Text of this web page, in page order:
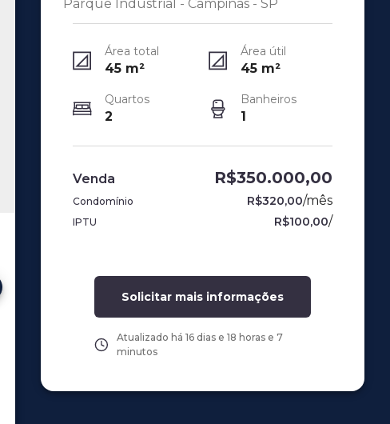
Parque Industrial - Campinas - SP
Área total
45m²
Área útil
45 m²
Quartos
2
Banheiros
1
Venda R$350.000,00
Condomínio R$320,00/mês
IPTU R$100,00/
Solicitar mais informações
Atualizado há 16 dias e 18 horas e 7
minutos